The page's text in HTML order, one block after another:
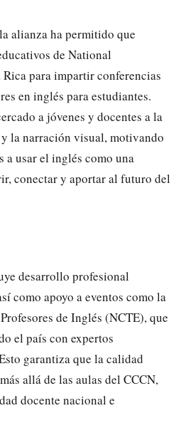
alianza ha permitido que
de National
para impartir conferencias
en inglés para estudiantes.
a jóvenes y docentes a la
la narración visual, motivando
a usar el inglés como una
conectar y aportar al futuro del
desarrollo profesional
como apoyo a eventos como la
de Inglés (NCTE), que
el país con expertos
garantiza que la calidad
allá de las aulas del CCCN,
docente nacional e